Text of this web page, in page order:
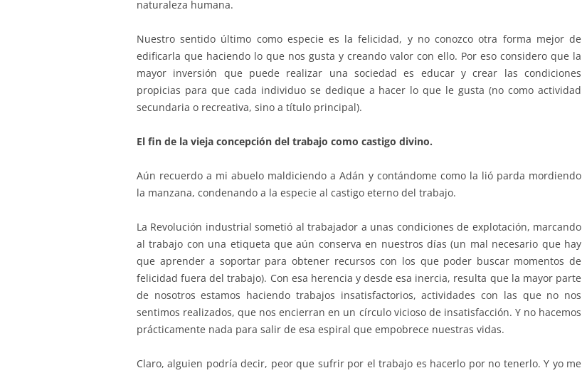
naturaleza humana.
Nuestro sentido último como especie es la felicidad, y no conozco otra forma mejor de
edificarla que haciendo lo que nos gusta y creando valor con ello. Por eso considero que la
mayor inversión que puede realizar una sociedad es educar y crear las condiciones
propicias para que cada individuo se dedique a hacer lo que le gusta (no como actividad
secundaria o recreativa, sino a título principal).
El fin de la vieja concepción del trabajo como castigo divino.
Aún recuerdo a mi abuelo maldiciendo a Adán y contándome como la lió parda mordiendo
la manzana, condenando a la especie al castigo eterno del trabajo.
La Revolución industrial sometió al trabajador a unas condiciones de explotación, marcando
al trabajo con una etiqueta que aún conserva en nuestros días (un mal necesario que hay
que aprender a soportar para obtener recursos con los que poder buscar momentos de
felicidad fuera del trabajo). Con esa herencia y desde esa inercia, resulta que la mayor parte
de nosotros estamos haciendo trabajos insatisfactorios, actividades con las que no nos
sentimos realizados, que nos encierran en un círculo vicioso de insatisfacción. Y no hacemos
prácticamente nada para salir de esa espiral que empobrece nuestras vidas.
Claro, alguien podría decir, peor que sufrir por el trabajo es hacerlo por no tenerlo. Y yo me